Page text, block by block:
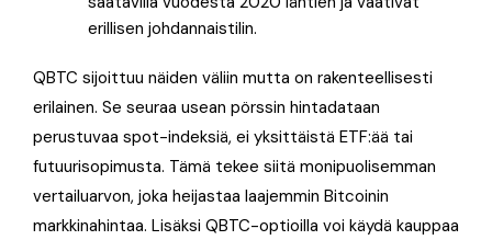
erillisen johdannaistilin.
QBTC sijoittuu näiden väliin mutta on rakenteellisesti
erilainen. Se seuraa usean pörssin hintadataan
perustuvaa spot-indeksiä, ei yksittäistä ETF:ää tai
futuurisopimusta. Tämä tekee siitä monipuolisemman
vertailuarvon, joka heijastaa laajemmin Bitcoinin
markkinahintaa. Lisäksi QBTC-optioilla voi käydä kauppaa